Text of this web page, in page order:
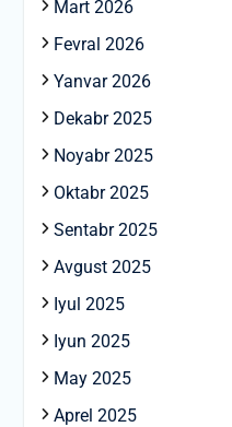
Mart 2026
Fevral 2026
Yanvar 2026
Dekabr 2025
Noyabr 2025
Oktabr 2025
Sentabr 2025
Avgust 2025
Iyul 2025
Iyun 2025
May 2025
Aprel 2025